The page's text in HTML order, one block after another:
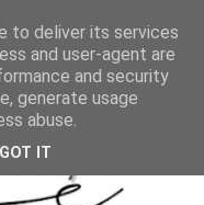
to deliver its services
and user-agent are
and security
generate usage
abuse.
GOT IT